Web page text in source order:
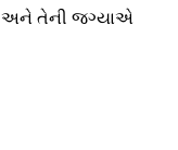
અને તેની જગ્યાએ